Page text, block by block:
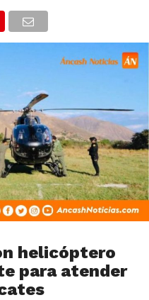
helicóptero
para atender